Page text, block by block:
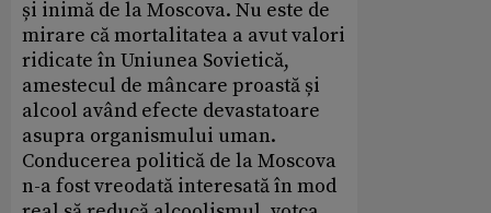
și inimă de la Moscova. Nu este de
mirare că mortalitatea a avut valori
ridicate în Uniunea Sovietică,
amestecul de mâncare proastă și
alcool având efecte devastatoare
asupra organismului uman.
Conducerea politică de la Moscova
n-a fost vreodată interesată în mod